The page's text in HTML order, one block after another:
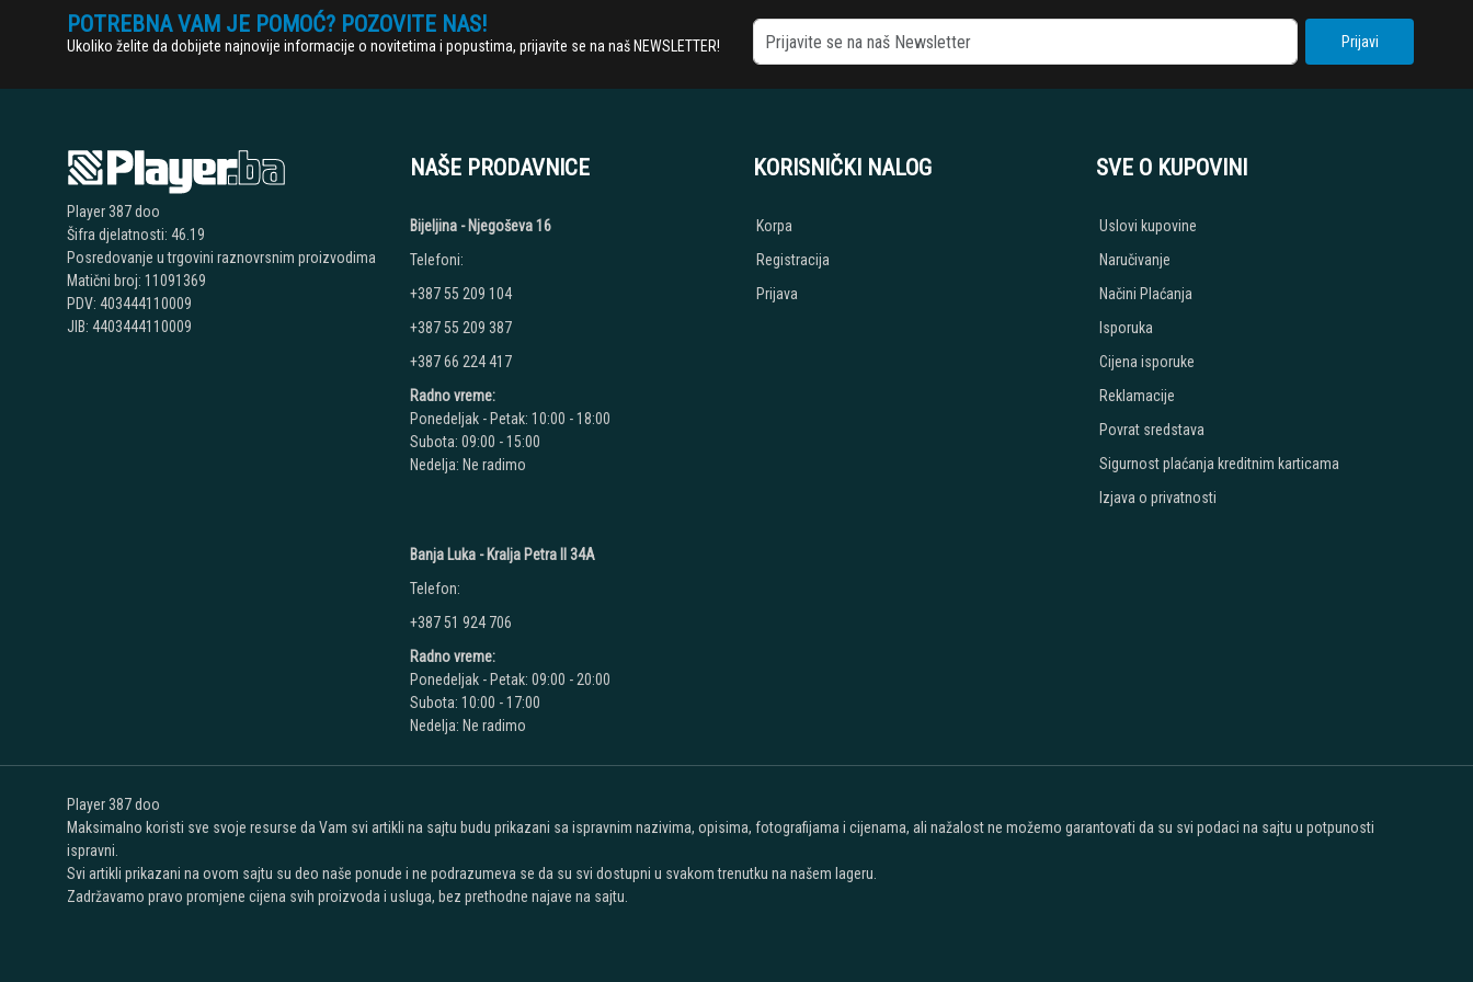
POTREBNA VAM JE POMOĆ? POZOVITE NAS!
Ukoliko želite da dobijete najnovije informacije o novitetima i popustima, prijavite se na naš NEWSLETTER! Prijavi
Player 387 doo
Šifra djelatnosti: 46.19
Posredovanje u trgovini raznovrsnim proizvodima
Matični broj: 11091369
PDV: 403444110009
JIB: 4403444110009
NAŠE PRODAVNICE
Bijeljina - Njegoševa 16
Telefoni:
+387 55 209 104
+387 55 209 387
+387 66 224 417
Radno vreme:
Ponedeljak - Petak: 10:00 - 18:00
Subota: 09:00 - 15:00
Nedelja: Ne radimo
Banja Luka - Kralja Petra II 34A
Telefon:
+387 51 924 706
Radno vreme:
Ponedeljak - Petak: 09:00 - 20:00
Subota: 10:00 - 17:00
Nedelja: Ne radimo
KORISNIČKI NALOG
Korpa
Registracija
Prijava
SVE O KUPOVINI
Uslovi kupovine
Naručivanje
Načini Plaćanja
Isporuka
Cijena isporuke
Reklamacije
Povrat sredstava
Sigurnost plaćanja kreditnim karticama
Izjava o privatnosti
Player 387 doo
Maksimalno koristi sve svoje resurse da Vam svi artikli na sajtu budu prikazani sa ispravnim nazivima, opisima, fotografijama i cijenama, ali nažalost ne možemo garantovati da su svi podaci na sajtu u potpunosti
ispravni.
Svi artikli prikazani na ovom sajtu su deo naše ponude i ne podrazumeva se da su svi dostupni u svakom trenutku na našem lageru.
Zadržavamo pravo promjene cijena svih proizvoda i usluga, bez prethodne najave na sajtu.